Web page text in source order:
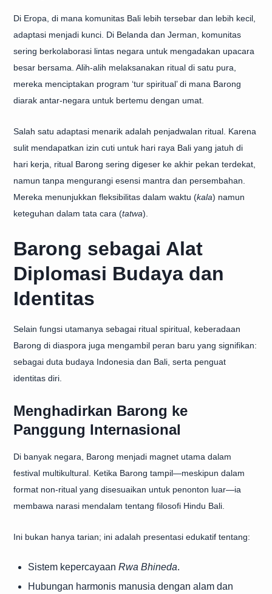
Di Eropa, di mana komunitas Bali lebih tersebar dan lebih kecil,
adaptasi menjadi kunci. Di Belanda dan Jerman, komunitas
sering berkolaborasi lintas negara untuk mengadakan upacara
besar bersama. Alih-alih melaksanakan ritual di satu pura,
mereka menciptakan program ‘tur spiritual’ di mana Barong
diarak antar-negara untuk bertemu dengan umat.
Salah satu adaptasi menarik adalah penjadwalan ritual. Karena
sulit mendapatkan izin cuti untuk hari raya Bali yang jatuh di
hari kerja, ritual Barong sering digeser ke akhir pekan terdekat,
namun tanpa mengurangi esensi mantra dan persembahan.
Mereka menunjukkan fleksibilitas dalam waktu (kala) namun
keteguhan dalam tata cara (tatwa).
Barong sebagai Alat
Diplomasi Budaya dan
Identitas
Selain fungsi utamanya sebagai ritual spiritual, keberadaan
Barong di diaspora juga mengambil peran baru yang signifikan:
sebagai duta budaya Indonesia dan Bali, serta penguat
identitas diri.
Menghadirkan Barong ke
Panggung Internasional
Di banyak negara, Barong menjadi magnet utama dalam
festival multikultural. Ketika Barong tampil—meskipun dalam
format non-ritual yang disesuaikan untuk penonton luar—ia
membawa narasi mendalam tentang filosofi Hindu Bali.
Ini bukan hanya tarian; ini adalah presentasi edukatif tentang:
Sistem kepercayaan Rwa Bhineda.
Hubungan harmonis manusia dengan alam dan